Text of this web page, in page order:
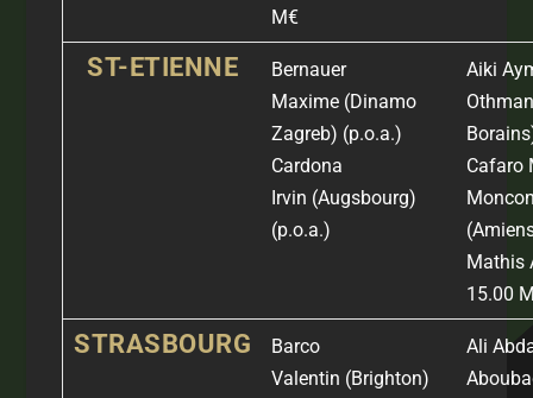
M€
ST-ETIENNE
Bernauer
Maxime (Dinamo
Zagreb) (p.o.a.)
Cardona
Irvin (Augsbourg)
(p.o.a.)
Aiki
Cafaro
Mathis
15.00
STRASBOURG
Barco
Valentin (Brighton)
Ali